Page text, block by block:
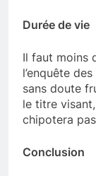
Durée de vie
Il faut moins
l’enquête
sans doute
le titre
chipotera
Conclusion